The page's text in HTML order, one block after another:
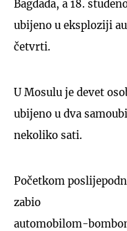
Bagdada, a 18.
ubijeno u eksploziji
četvrti.
U Mosulu je devet
ubijeno u dva
nekoliko sati.
Početkom
zabio
automobilom-